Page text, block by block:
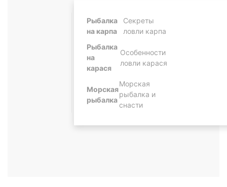
Рыбалка
на карпа
Секреты
ловли карпа
Рыбалка
на
карася
Особенности
ловли карася
Морская
рыбалка
Морская
рыбалка и
снасти